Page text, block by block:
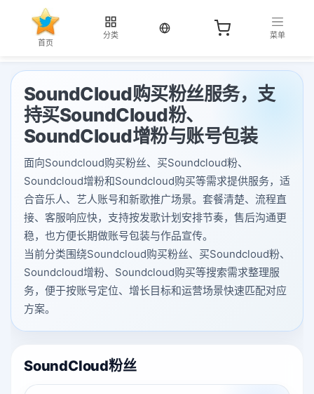
首页
分类
当前语言：中文
菜单
SoundCloud购买粉丝服务，支
持买SoundCloud粉、
SoundCloud增粉与账号包装
面向Soundcloud购买粉丝、买Soundcloud粉、
Soundcloud增粉和Soundcloud购买等需求提供服务，适
合音乐人、艺人账号和新歌推广场景。套餐清楚、流程直
接、客服响应快，支持按发歌计划安排节奏，售后沟通更
稳，也方便长期做账号包装与作品宣传。
当前分类围绕Soundcloud购买粉丝、买Soundcloud粉、
Soundcloud增粉、Soundcloud购买等搜索需求整理服
务，便于按账号定位、增长目标和运营场景快速匹配对应
方案。
SoundCloud粉丝